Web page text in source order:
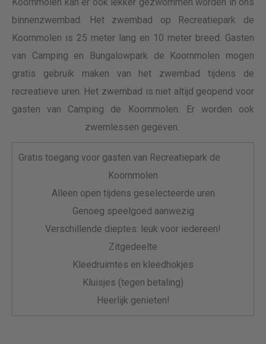
binnenzwembad. Het zwembad op Recreatiepark de
Koornmolen is 25 meter lang en 10 meter breed. Gasten
van Camping en Bungalowpark de Koornmolen mogen
gratis gebruik maken van het zwembad tijdens de
recreatieve uren. Het zwembad is niet altijd geopend voor
gasten van Camping de Koornmolen. Er worden ook
zwemlessen gegeven.
Gratis toegang voor gasten van Recreatiepark de
Koornmolen
Alleen open tijdens geselecteerde uren
Genoeg speelgoed aanwezig
Verschillende dieptes: leuk voor iedereen!
Zitgedeelte
Kleedruimtes en kleedhokjes
Kluisjes (tegen betaling)
Heerlijk genieten!